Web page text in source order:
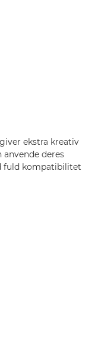
ekstra kreativ
deres
fuld kompatibilitet